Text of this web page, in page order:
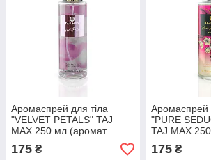
Аромаспрей для тіла
"VELVET PETALS" TAJ
MAX 250 мл (аромат
схожий на Victoria’s Secret
VELVET PETALS)
175 ₴
Аромаспрей
"PURE
TAJ MAX
Victoria’s
SEDUCTION
175₴